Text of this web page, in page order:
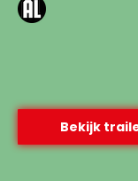
Bekijk